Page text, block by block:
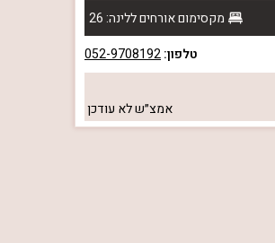
מקסימום אורחים ללינה: 26
טלפון:052-9708192
אמצ״שלא עודכן